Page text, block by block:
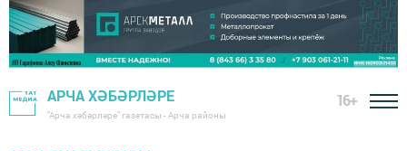
АРЧА ХӘБӘРЛӘРЕ
"Арча хәбәрләре" газетасы - Арча районы
16+